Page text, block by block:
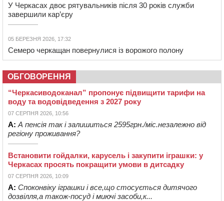
У Черкасах двоє рятувальників після 30 років служби
завершили кар’єру
05 БЕРЕЗНЯ 2026, 17:32
Семеро черкащан повернулися із ворожого полону
ОБГОВОРЕННЯ
“Черкасиводоканал” пропонує підвищити тарифи на
воду та водовідведення з 2027 року
07 СЕРПНЯ 2026, 10:56
А: А пенсія так і залишиться 2595грн./міс.незалежно від
регіону проживання?
Встановити гойдалки, карусель і закупити іграшки: у
Черкасах просять покращити умови в дитсадку
07 СЕРПНЯ 2026, 10:09
А: Споконвіку іграшки і все,що стосується дитячого
дозвілля,а також-посуд і миючі засоби,к...